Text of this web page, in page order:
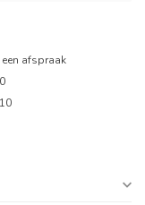
afspraak